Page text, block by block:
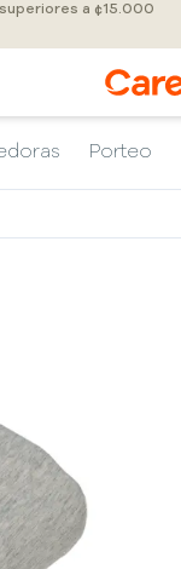
a ¢15.000
Porteo